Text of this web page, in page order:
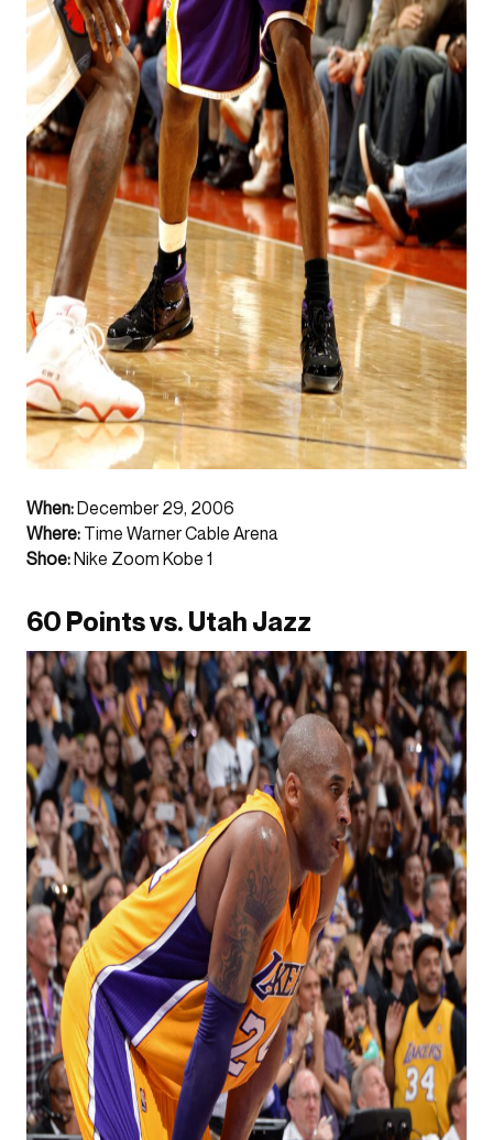
When:December 29, 2006
Where: Time Warner Cable Arena
Shoe:Nike Zoom Kobe 1
60 Points vs. Utah Jazz